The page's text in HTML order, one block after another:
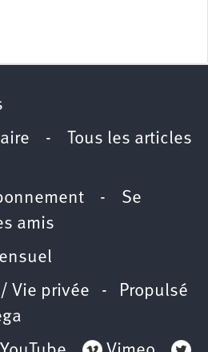
-
Tous les articles
- Se
amis
Vie privée - Propulsé